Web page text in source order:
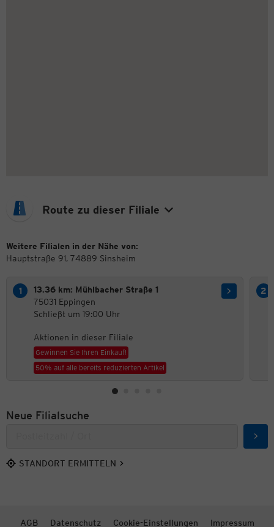
Route zu dieser Filiale
Weitere Filialen in der Nähe von:
Hauptstraße 91, 74889 Sinsheim
13.36 km: Mühlbacher Straße 1
75031 Eppingen
Schließt um 19:00 Uhr
Aktionen in dieser Filiale
Gewinnen Sie Ihren Einkauf!
50% auf alle bereits reduzierten Artikel
Neue Filialsuche
STANDORT ERMITTELN
AGB Datenschutz Cookie-Einstellungen Impressum